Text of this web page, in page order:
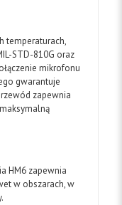
temperaturach,
STD-810G oraz
mikrofonu
gwarantuje
zapewnia
HM6 zapewnia
w obszarach, w